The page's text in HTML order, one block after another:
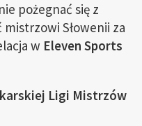
pożegnać się z
Słowenii za
w Eleven Sports
Ligi Mistrzów